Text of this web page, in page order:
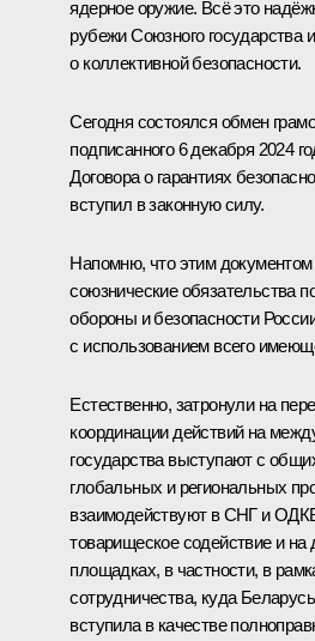
ядерное оружие. Всё это
рубежи Союзного государства
о коллективной безопасности.
Сегодня состоялся обмен
подписанного 6 декабря 2024
Договора о гарантиях
вступил в законную силу.
Напомню, что этим
союзнические обязательства
обороны и безопасности
с использованием всего
Естественно, затронули на
координации действий на
государства выступают с
глобальных и региональных
взаимодействуют в СНГ и
товарищеское содействие и на
площадках, в частности, в
сотрудничества, куда
вступила в качестве